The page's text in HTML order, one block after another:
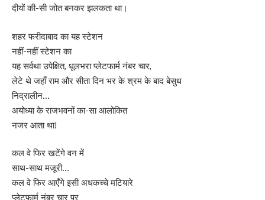
दीयों की-सी जोत बनकर झलकता था।
शहर फरीदाबाद का यह स्टेशन
नहीं-नहीं स्टेशन का
यह सर्वथा उपेक्षित, धूलभरा प्लेटफार्म नंबर चार,
लेटे थे जहाँ राम और सीता दिन भर के श्रम के बाद बेसुध
निद्रालीन…
अयोध्या के राजभवनों का-सा आलोकित
नजर आता था!
कल वे फिर खटेंगे वन में
साथ-साथ मजूरी…
कल वे फिर आएँगे इसी अधकच्चे मटियारे
प्लेटफार्म नंबर चार पर